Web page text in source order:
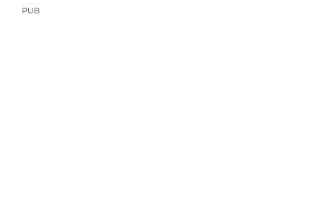
PUB